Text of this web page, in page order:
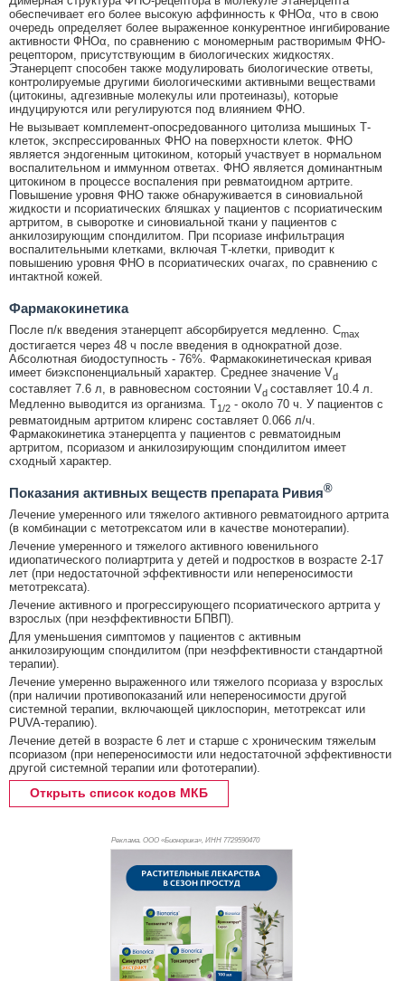
обеспечивает его более высокую аффинность к ФНОα, что в свою
очередь определяет более выраженное конкурентное ингибирование
активности ФНОα, по сравнению с мономерным растворимым ФНО-
рецептором, присутствующим в биологических жидкостях.
Этанерцепт способен также модулировать биологические ответы,
контролируемые другими биологическими активными веществами
(цитокины, адгезивные молекулы или протеиназы), которые
индуцируются или регулируются под влиянием ФНО.
Не вызывает комплемент-опосредованного цитолиза мышиных Т-
клеток, экспрессированных ФНО на поверхности клеток. ФНО
является эндогенным цитокином, который участвует в нормальном
воспалительном и иммунном ответах. ФНО является доминантным
цитокином в процессе воспаления при ревматоидном артрите.
Повышение уровня ФНО также обнаруживается в синовиальной
жидкости и псориатических бляшках у пациентов с псориатическим
артритом, в сыворотке и синовиальной ткани у пациентов с
анкилозирующим спондилитом. При псориазе инфильтрация
воспалительными клетками, включая Т-клетки, приводит к
повышению уровня ФНО в псориатических очагах, по сравнению с
интактной кожей.
Фармакокинетика
После п/к введения этанерцепт абсорбируется медленно. Cmax
достигается через 48 ч после введения в однократной дозе.
Абсолютная биодоступность - 76%. Фармакокинетическая кривая
имеет биэкспоненциальный характер. Среднее значение Vd
составляет 7.6 л, в равновесном состоянии Vd составляет 10.4 л.
Медленно выводится из организма. T1/2 - около 70 ч. У пациентов с
ревматоидным артритом клиренс составляет 0.066 л/ч.
Фармакокинетика этанерцепта у пациентов с ревматоидным
артритом, псориазом и анкилозирующим спондилитом имеет
сходный характер.
Показания активных веществ препарата Ривия®
Лечение умеренного или тяжелого активного ревматоидного артрита
(в комбинации с метотрексатом или в качестве монотерапии).
Лечение умеренного и тяжелого активного ювенильного
идиопатического полиартрита у детей и подростков в возрасте 2-17
лет (при недостаточной эффективности или непереносимости
метотрексата).
Лечение активного и прогрессирующего псориатического артрита у
взрослых (при неэффективности БПВП).
Для уменьшения симптомов у пациентов с активным
анкилозирующим спондилитом (при неэффективности стандартной
терапии).
Лечение умеренно выраженного или тяжелого псориаза у взрослых
(при наличии противопоказаний или непереносимости другой
системной терапии, включающей циклоспорин, метотрексат или
PUVA-терапию).
Лечение детей в возрасте 6 лет и старше с хроническим тяжелым
псориазом (при непереносимости или недостаточной эффективности
другой системной терапии или фототерапии).
Открыть список кодов МКБ
Реклама. ООО «Бионорика», ИНН 7729590470